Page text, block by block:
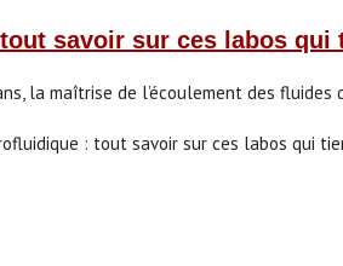
savoir sur ces labos qui
la maîtrise de l’écoulement des
: tout savoir sur ces labos qui